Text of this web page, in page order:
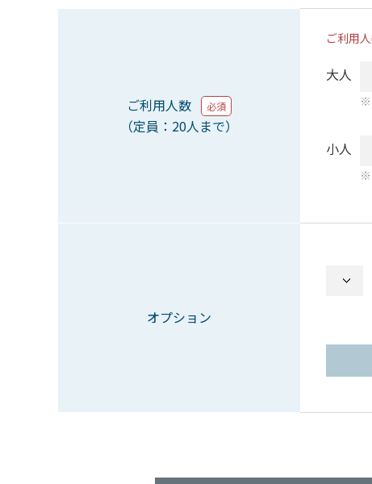
ご利用人数 必須
（定員：20人まで）
ご利用
大人
小人
オプション